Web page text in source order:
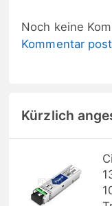
Noch keine
Kommentar
Kürzlich